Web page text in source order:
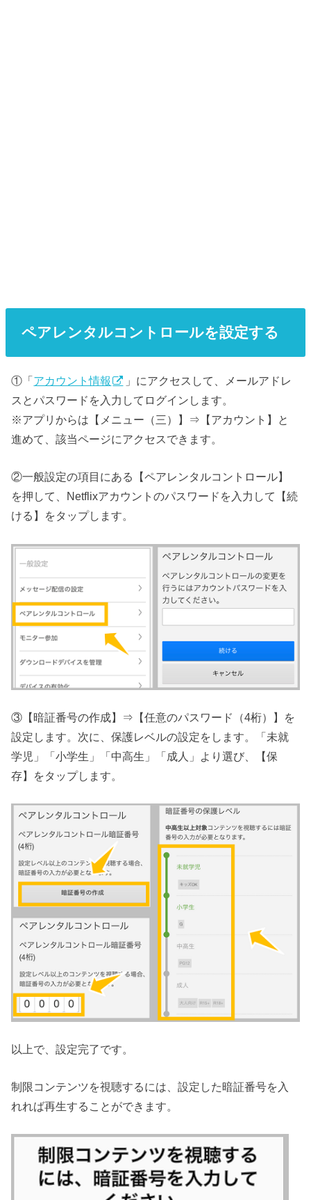
ペアレンタルコントロールを設定する
①「アカウント情報
」にアクセスして、メールアドレ
スとパスワードを入力してログインします。
※アプリからは【メニュー（三）】⇒【アカウント】と
進めて、該当ページにアクセスできます。
②一般設定の項目にある【ペアレンタルコントロール】
を押して、Netflixアカウントのパスワードを入力して【続
ける】をタップします。
③【暗証番号の作成】⇒【任意のパスワード（4桁）】を
設定します。次に、保護レベルの設定をします。「未就
学児」「小学生」「中高生」「成人」より選び、【保
存】をタップします。
以上で、設定完了です。
制限コンテンツを視聴するには、設定した暗証番号を入
れれば再生することができます。